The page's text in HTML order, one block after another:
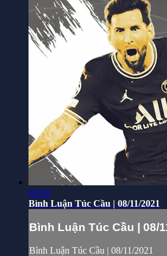
49:18
Bình Luận Túc Cầu | 08/11/2021
Bình Luận Túc Cầu | 08/
Bình Luận Túc Cầu | 08/11/2021